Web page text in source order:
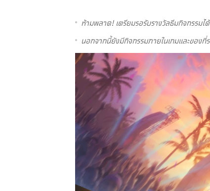
ห้ามพลาด! เตรียมรอรับรางวัลธีมกิจกรรมไ
นอกจากนี้ยังมีกิจกรรมภายในเกมและของที่